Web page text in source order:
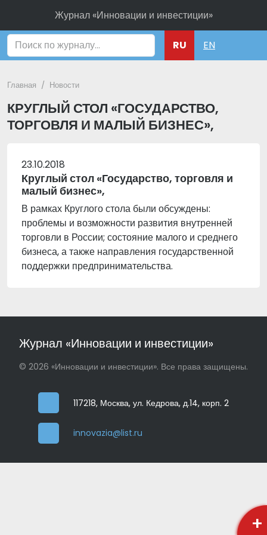
Журнал «Инновации и инвестиции»
RU EN
Главная Новости
КРУГЛЫЙ СТОЛ «ГОСУДАРСТВО,
ТОРГОВЛЯ И МАЛЫЙ БИЗНЕС»,
23.10.2018
Круглый стол «Государство, торговля и
малый бизнес»,
В рамках Круглого стола были обсуждены:
проблемы и возможности развития внутренней
торговли в России; состояние малого и среднего
бизнеса, а также направления государственной
поддержки предпринимательства.
Журнал «Инновации и инвестиции»
© 2026 «Инновации и инвестиции». Все права защищены.
117218, Москва, ул. Кедрова, д.14, корп. 2
innovazia@list.ru
+